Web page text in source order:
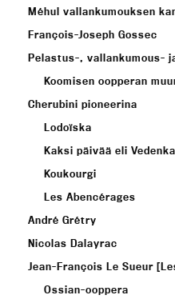
Méhul vallankumouksen
François-Joseph Gossec
Pelastus-, vallankumous-
Koomisen oopperan
Cherubini pioneerina
Lodoïska
Kaksi päivää eli
Koukourgi
Les Abencérages
André Grétry
Nicolas Dalayrac
Jean-François Le Sueur
Ossian-ooppera